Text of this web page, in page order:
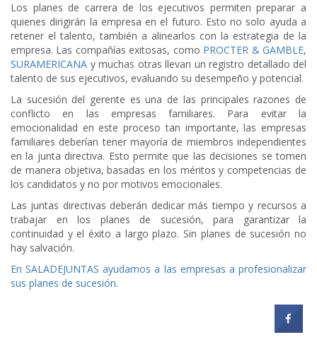
Los planes de carrera de los ejecutivos permiten preparar a
quienes dirigirán la empresa en el futuro. Esto no solo ayuda a
retener el talento, también a alinearlos con la estrategia de la
empresa. Las compañías exitosas, como PROCTER & GAMBLE,
SURAMERICANA y muchas otras llevan un registro detallado del
talento de sus ejecutivos, evaluando su desempeño y potencial​.
La sucesión del gerente es una de las principales razones de
conflicto en las empresas familiares. Para evitar la
emocionalidad en este proceso tan importante, las empresas
familiares deberían tener mayoría de miembros independientes
en la junta directiva. Esto permite que las decisiones se tomen
de manera objetiva, basadas en los méritos y competencias de
los candidatos y no por motivos emocionales.
Las juntas directivas deberán dedicar más tiempo y recursos a
trabajar en los planes de sucesión, para garantizar la
continuidad y el éxito a largo plazo. Sin planes de sucesión no
hay salvación.
En SALADEJUNTAS ayudamos a las empresas a profesionalizar
sus planes de sucesión.